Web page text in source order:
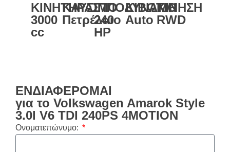
ΚΙΝΗΤΗΡΑΣ
3000
cc
ΚΑΥΣΙΜΟ
Πετρέλαιο
ΙΠΠΟΔΥΝΑΜΗ
240
HP
ΚΙΒΩΤΙΟ
Auto
ΚΙΝΗΣΗ
RWD
ΕΝΔΙΑΦΕΡΟΜΑΙ
για το Volkswagen Amarok Style
3.0l V6 TDI 240PS 4MOTION
Ονοματεπώνυμο: